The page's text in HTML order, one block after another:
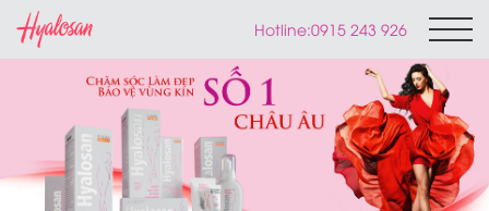
Hotline:0915 243 926